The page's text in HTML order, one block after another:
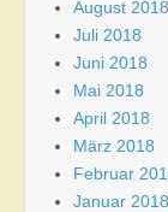
August 2018
Juli 2018
Juni 2018
Mai 2018
April 2018
März 2018
Februar
Januar 2018